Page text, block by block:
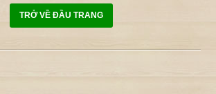
TRỞ VỀ ĐẦU TRANG